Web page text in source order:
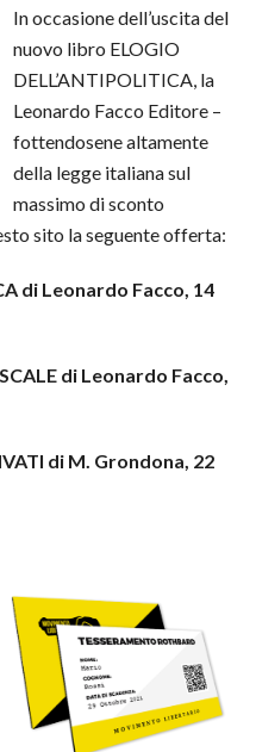
In occasione dell’uscita del
nuovo libro ELOGIO
DELL’ANTIPOLITICA, la
Leonardo Facco Editore –
fottendosene altamente
della legge italiana sul
massimo di sconto
sito la seguente offerta:
di Leonardo Facco, 14
di Leonardo Facco,
di M. Grondona, 22